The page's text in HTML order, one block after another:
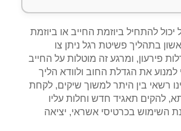
להתחיל ביוזמת החייב או ביוזמת
בתהליך פשיטת רגל ניתן צו
פירעון, ומרגע זה מוטלות על החייב
למנוע את הגדלת החוב ולוודא הליך
רשאי בין היתר למשוך שיקים, לקחת
להקים תאגיד חדש וחלות עליו
השימוש בכרטיסי אשראי, יציאה